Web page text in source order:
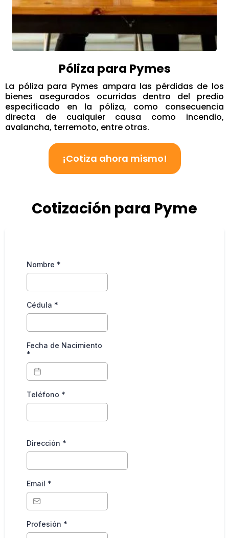
Póliza para Pymes
La póliza para Pymes ampara las pérdidas de los
bienes asegurados ocurridas dentro del predio
especificado en la póliza, como consecuencia
directa de cualquier causa como incendio,
avalancha, terremoto, entre otras.
¡Cotiza ahora mismo!
Cotización para Pyme
Nombre *
Cédula *
Fecha de Nacimiento
*
Teléfono *
Dirección *
Email *
Profesión *